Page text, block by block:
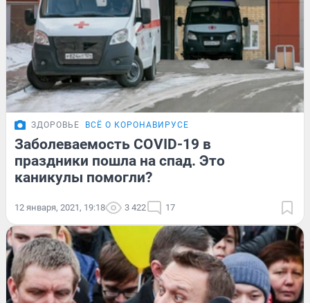
ЗДОРОВЬЕ ВСЁ О КОРОНАВИРУСЕ
Заболеваемость COVID-19 в
праздники пошла на спад. Это
каникулы помогли?
12 января, 2021, 19:18 3 422 17